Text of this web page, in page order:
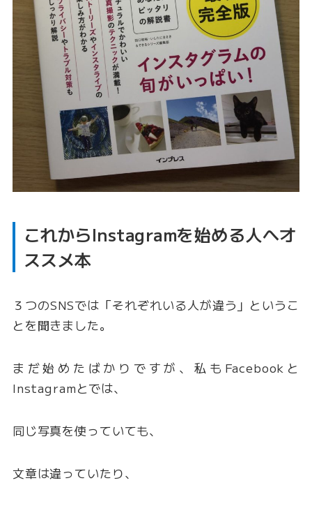
これからInstagramを始める人へオ
ススメ本
３つのSNSでは「それぞれいる人が違う」というこ
とを聞きました。
まだ始めたばかりですが、私もFacebookと
Instagramとでは、
同じ写真を使っていても、
文章は違っていたり、